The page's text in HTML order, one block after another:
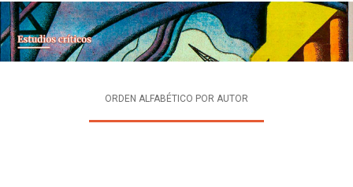
INTEGRANTES
ORDEN ALFABÉTICO POR AUTOR